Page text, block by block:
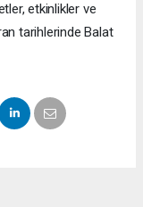
etkinlikler ve
tarihlerinde Balat